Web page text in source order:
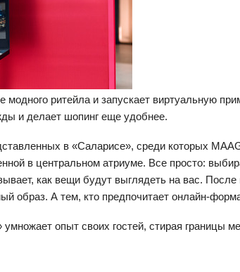
ритейла и запускает виртуальную
и делает шопинг еще удобнее.
в «Саларисе», среди которых
в центральном атриуме. Все просто:
как вещи будут выглядеть на вас.
образ. А тем, кто предпочитает онлайн-
умножает опыт своих гостей, стирая